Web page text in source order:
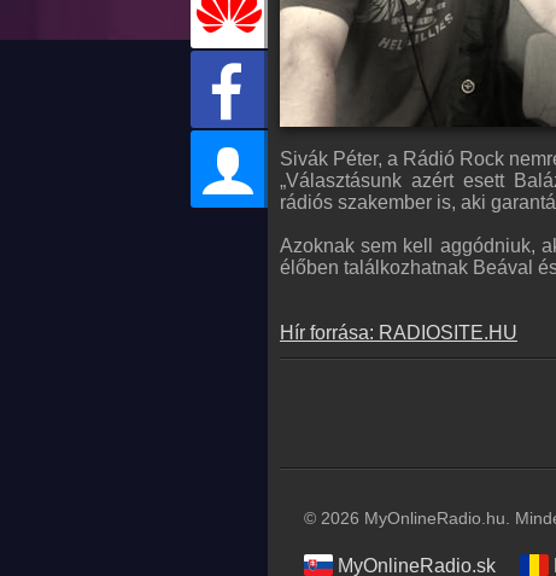
Sivák Péter, a Rádió Rock
„Választásunk azért esett
rádiós szakember is, aki
Azoknak sem kell aggódniuk,
élőben találkozhatnak Beával
Hír forrása: RADIOSITE.HU
© 2026 MyOnlineRadio.hu.
MyOnlineRadio.sk